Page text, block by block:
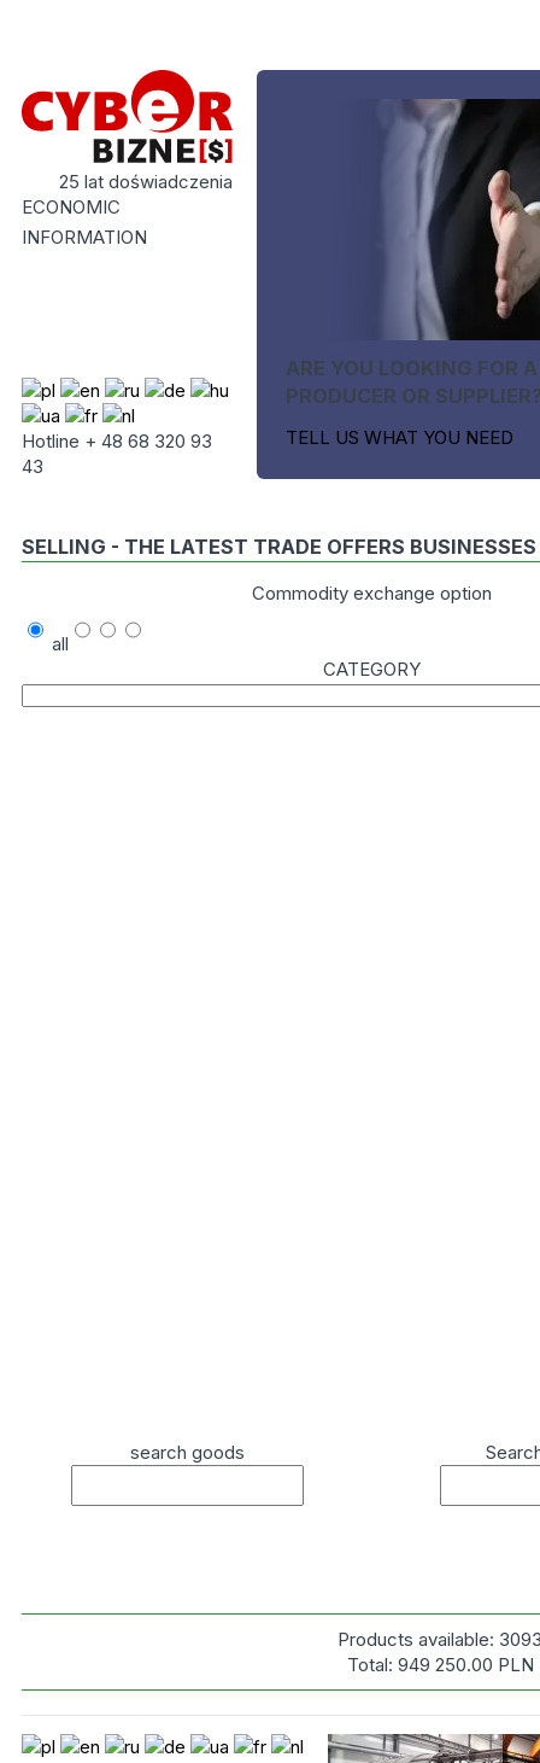
25 lat doświadczenia
ECONOMIC
INFORMATION
Hotline + 48 68 320 93
43
ARE YOU LOOKING FOR A
PRODUCER OR
TELL US WHAT YOU NEED
SELLING - THE LATEST TRADE OFFERS BUSINESSES
Commodity exchange option
all
CATEGORY
search goods
Products available:
Total: 949 250.00 PLN